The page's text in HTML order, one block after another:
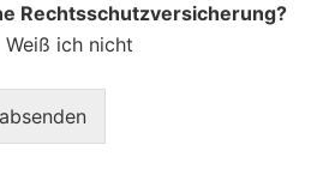
Rechtsschutzversicherung?
Weiß ich nicht